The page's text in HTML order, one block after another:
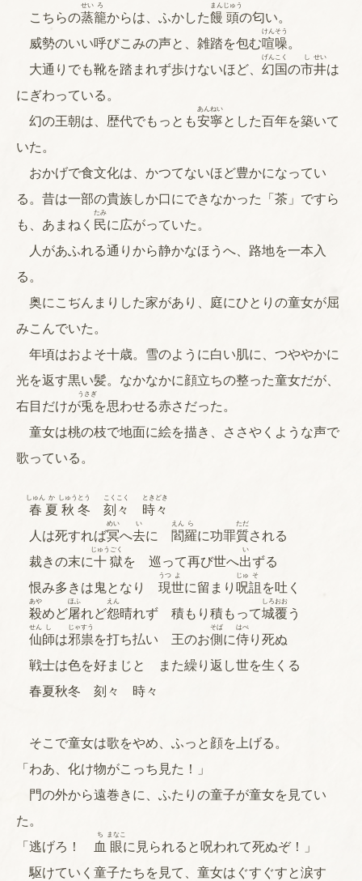
こちらの蒸
せい
籠
ろ
からは、ふかした饅
まん
頭
じゅう
の匂い。
威勢のいい呼びこみの声と、雑踏を包む喧
けん
噪
そう
。
大通りでも靴を踏まれず歩けないほど、 幻
げん
国
こく
の市
し
井
せい
は
にぎわっている。
幻の王朝は、歴代でもっとも安
あん
寧
ねい
とした百年を築いて
いた。
おかげで食文化は、かつてないほど豊かになってい
る。昔は一部の貴族しか口にできなかった「茶」ですら
も、あまねく 民
たみ
に広がっていた。
人があふれる通りから静かなほうへ、路地を一本入
る。
奥にこぢんまりした家があり、庭にひとりの童女が屈
みこんでいた。
年頃はおよそ十歳。雪のように白い肌に、つややかに
光を返す黒い髪。なかなかに顔立ちの整った童女だが、
右目だけが兎
うさぎ
を思わせる赤さだった。
童女は桃の枝で地面に絵を描き、ささやくような声で
歌っている。
春
しゅん
夏
か
秋
しゅう
冬
とう
刻
こく
々
こく
時
とき
々
どき
人は死すれば冥
めい
へ去
い
に 閻
えん
羅
ら
に功罪質
ただ
される
裁きの末に十
じゅう
獄
ごく
を 巡って再び世へ出
い
ずる
恨み多きは鬼となり 現
うつ
世
よ
に留まり 呪
じゅ
詛
そ
を吐く
殺
あや
めど屠
ほふ
れど怨
えん
晴れず 積もり積もって城
しろ
覆
おお
う
仙
せん
師
し
は邪
じゃ
祟
すう
を打ち払い 王のお側
そば
に侍
はべ
り死ぬ
戦士は色を好まじと また繰り返し世を生くる
春夏秋冬 刻々 時々
そこで童女は歌をやめ、ふっと顔を上げる。
「わあ、化け物がこっち見た！」
門の外から遠巻きに、ふたりの童子が童女を見てい
た。
「逃げろ！ 血
ち
眼
まなこ
に見られると呪われて死ぬぞ！」
駆けていく童子たちを見て、童女はぐすぐすと涙す